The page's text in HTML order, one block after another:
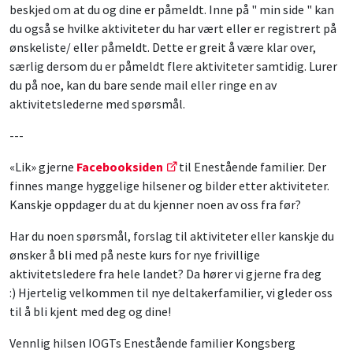
beskjed om at du og dine er påmeldt. Inne på " min side " kan
du også se hvilke aktiviteter du har vært eller er registrert på
ønskeliste/ eller påmeldt. Dette er greit å være klar over,
særlig dersom du er påmeldt flere aktiviteter samtidig. Lurer
du på noe, kan du bare sende mail eller ringe en av
aktivitetslederne med spørsmål.
---
«Lik» gjerne Facebooksiden
til Enestående familier. Der
finnes mange hyggelige hilsener og bilder etter aktiviteter.
Kanskje oppdager du at du kjenner noen av oss fra før?
Har du noen spørsmål, forslag til aktiviteter eller kanskje du
ønsker å bli med på neste kurs for nye frivillige
aktivitetsledere fra hele landet? Da hører vi gjerne fra deg
:) Hjertelig velkommen til nye deltakerfamilier, vi gleder oss
til å bli kjent med deg og dine!
Vennlig hilsen IOGTs Enestående familier Kongsberg